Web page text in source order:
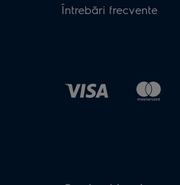
Întrebări frecvente